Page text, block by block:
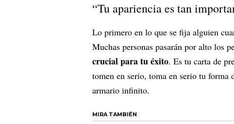
“Tu apariencia es tan
Lo primero en lo que se fija alguien
Muchas personas pasarán por alto los
crucial para tu éxito. Es tu carta de
tomen en serio, toma en serio tu forma
armario infinito.
MIRA TAMBIÉN